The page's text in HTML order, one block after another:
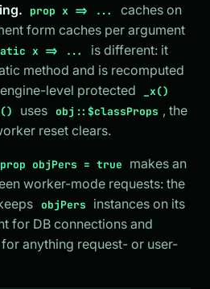
prop x => ...
caches on
form caches per argument
x => ...
is different: it
method and is recomputed
level protected
_x()
uses obj::$classProps , the
reset clears.
prop objPers = true
makes an
worker-mode requests: the
objPers
instances on its
for DB connections and
anything request- or user-